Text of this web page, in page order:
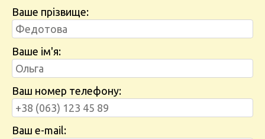
Ваше прізвище:
Ваше ім'я:
Ваш номер телефону:
Ваш e-mail: